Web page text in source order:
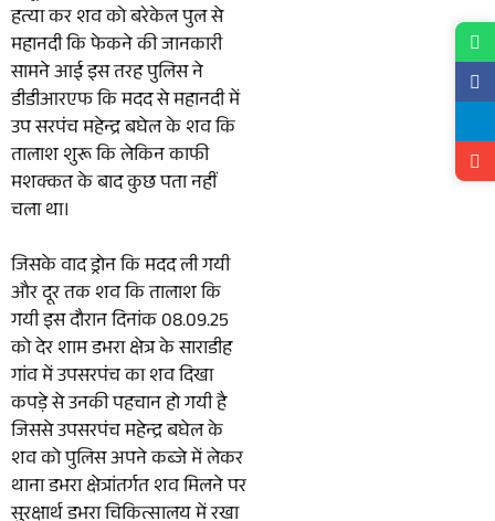
हत्या कर शव को बरेकेल पुल से
महानदी कि फेकने की जानकारी
सामने आई इस तरह पुलिस ने
डीडीआरएफ कि मदद से महानदी में
उप सरपंच महेन्द्र बघेल के शव कि
तालाश शुरू कि लेकिन काफी
मशक्कत के बाद कुछ पता नहीं
चला था।
जिसके वाद ड्रोन कि मदद ली गयी
और दूर तक शव कि तालाश कि
गयी इस दौरान दिनांक 08.09.25
को देर शाम डभरा क्षेत्र के साराडीह
गांव में उपसरपंच का शव दिखा
कपड़े से उनकी पहचान हो गयी है
जिससे उपसरपंच महेन्द्र बघेल के
शव को पुलिस अपने कब्जे में लेकर
थाना डभरा क्षेत्रांतर्गत शव मिलने पर